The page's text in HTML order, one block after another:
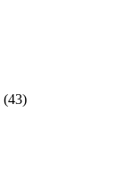
(43)